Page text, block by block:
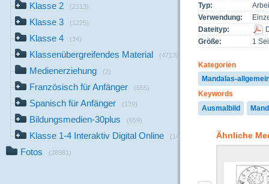
Klasse 2 (2313)
Klasse 3 (1225)
Klasse 4 (34)
Klassenübergreifendes Material (4713)
Medienerziehung (2)
Französisch für Anfänger (655)
Spanisch für Anfänger (139)
Bildungsmedien-30plus (659)
Klasse 1-4 Interaktiv Digital Online (14)
Fotos (28981)
Typ:
Verwendung:
Dateityp:
Größe:
1
Kategorien
Mandalas-
Keywords
Ausmalbild
Ähnliche